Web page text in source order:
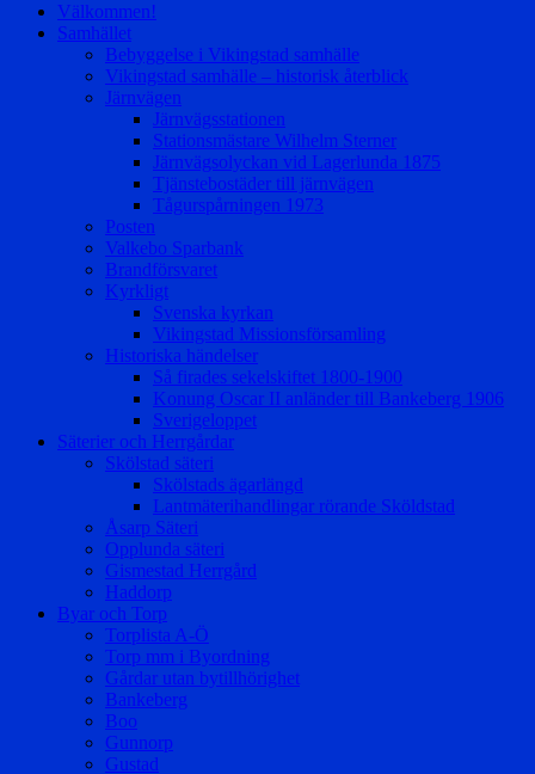
Välkommen!
Samhället
Bebyggelse i Vikingstad samhälle
Vikingstad samhälle – historisk återblick
Järnvägen
Järnvägsstationen
Stationsmästare Wilhelm Sterner
Järnvägsolyckan vid Lagerlunda 1875
Tjänstebostäder till järnvägen
Tågurspårningen 1973
Posten
Valkebo Sparbank
Brandförsvaret
Kyrkligt
Svenska kyrkan
Vikingstad Missionsförsamling
Historiska händelser
Så firades sekelskiftet 1800-1900
Konung Oscar II anländer till Bankeberg 1906
Sverigeloppet
Säterier och Herrgårdar
Skölstad säteri
Skölstads ägarlängd
Lantmäterihandlingar rörande Sköldstad
Åsarp Säteri
Opplunda säteri
Gismestad Herrgård
Haddorp
Byar och Torp
Torplista A-Ö
Torp mm i Byordning
Gårdar utan bytillhörighet
Bankeberg
Boo
Gunnorp
Gustad